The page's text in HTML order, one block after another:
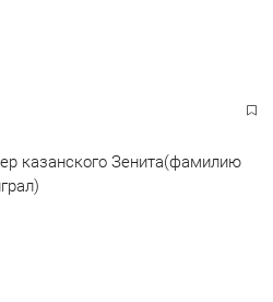
казанского Зенита(фамилию